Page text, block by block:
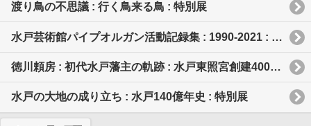
渡り鳥の不思議 : 行く鳥来る鳥 : 特別展
水戸芸術館パイプオルガン活動記録集 : 1990-2021 : つくる、かなでる、ひろがる
徳川頼房 : 初代水戸藩主の軌跡 : 水戸東照宮創建400年記念特別展
水戸の大地の成り立ち : 水戸140億年史 : 特別展